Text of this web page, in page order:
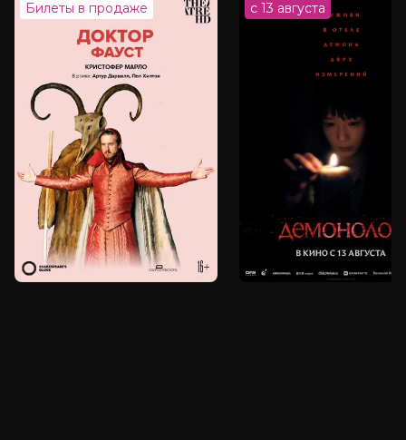
Билеты в продаже с 13 августа